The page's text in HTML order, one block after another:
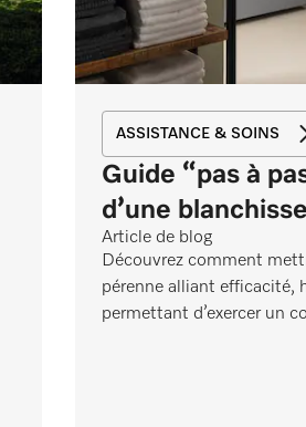
ASSISTANCE & SOINS
Guide “pas à
d’une
Article de blog
Découvrez comment
pérenne alliant efficacité,
permettant d’exercer un